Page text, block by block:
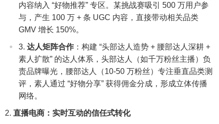
内容纳入 “好物推荐” 专区。某挑战赛吸引 500 万用户参
与，产生 100 万 + 条 UGC 内容，直接带动相关品类
GMV 增长 150%。
达人矩阵合作 ：构建 “头部达人造势 + 腰部达人深耕 +
素人扩散” 的达人体系，头部达人（如千万粉丝主播）负
责品牌曝光，腰部达人（10-50 万粉丝）专注垂直品类测
评，素人通过 “好物分享” 获得佣金分成，形成立体传播
网络。
直播电商：实时互动的信任式转化